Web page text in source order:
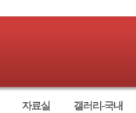
자료실 갤러리-국내